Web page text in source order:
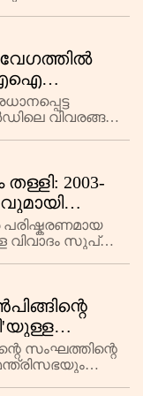
വിവരങ്ങൾ
2003-
പരിഷ്കരണമായ
സുപ്രീം
സംഘത്തിന്റെ